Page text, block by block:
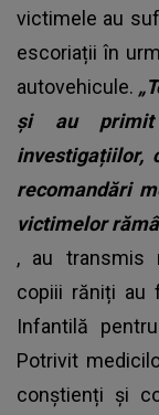
victimele au
escoriații în
autovehicule.
și au primit
investigațiilor,
recomandări
victimelor
, au transmis
copiii răniți au
Infantilă
Potrivit
conștienți și